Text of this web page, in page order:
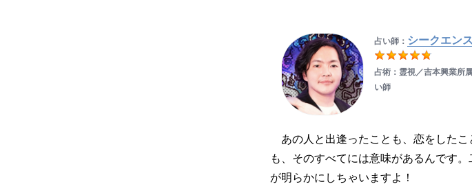
占い師： シークエン
占術：霊視／吉本興業所
い師
あの人と出逢ったことも、恋をした
も、そのすべてには意味があるんです
が明らかにしちゃいますよ！